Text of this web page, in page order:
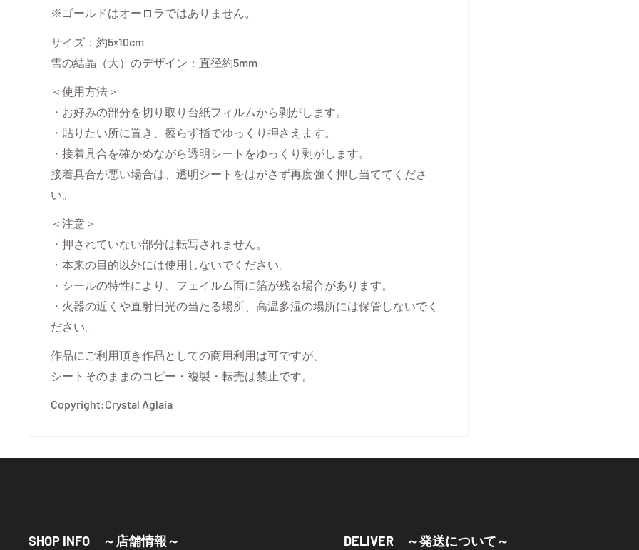
※ゴールドはオーロラではありません。
サイズ：約5×10cm
雪の結晶（大）のデザイン：直径約5mm
＜使用方法＞
・お好みの部分を切り取り台紙フィルムから剥がします。
・貼りたい所に置き、擦らず指でゆっくり押さえます。
・接着具合を確かめながら透明シートをゆっくり剥がします。
接着具合が悪い場合は、透明シートをはがさず再度強く押し当ててくださ
い。
＜注意＞
・押されていない部分は転写されません。
・本来の目的以外には使用しないでください。
・シールの特性により、フェイルム面に箔が残る場合があります。
・火器の近くや直射日光の当たる場所、高温多湿の場所には保管しないでく
ださい。
作品にご利用頂き作品としての商用利用は可ですが、
シートそのままのコピー・複製・転売は禁止です。
Copyright:Crystal Aglaia
SHOP INFO ～店舗情報～ DELIVER ～発送について～